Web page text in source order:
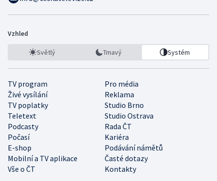
Vzhled
Světlý Tmavý Systém
TV program
Pro média
Živé vysílání
Reklama
TV poplatky
Studio Brno
Teletext
Studio Ostrava
Podcasty
Rada ČT
Počasí
Kariéra
E-shop
Podávání námětů
Mobilní a TV aplikace
Časté dotazy
Vše o ČT
Kontakty